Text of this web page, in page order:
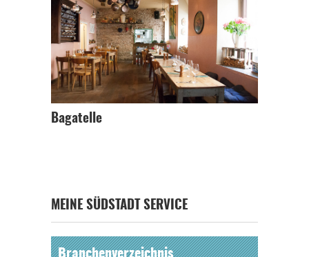
Bagatelle
MEINE SÜDSTADT SERVICE
Branchenverzeichnis